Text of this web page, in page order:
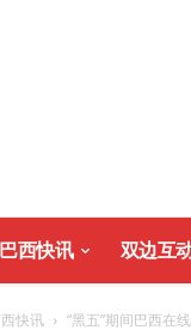
巴西快讯 双边互
快讯 “黑五”期间巴西在